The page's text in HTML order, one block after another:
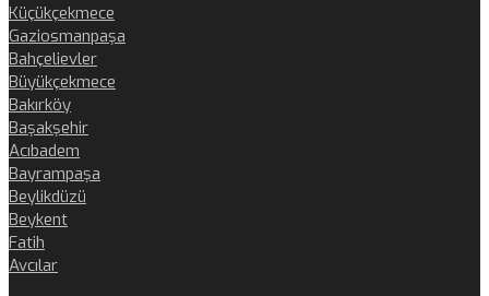
Küçükçekmece
Gaziosmanpaşa
Bahçelievler
Büyükçekmece
Bakırköy
Başakşehir
Acıbadem
Bayrampaşa
Beylikdüzü
Beykent
Fatih
Avcılar